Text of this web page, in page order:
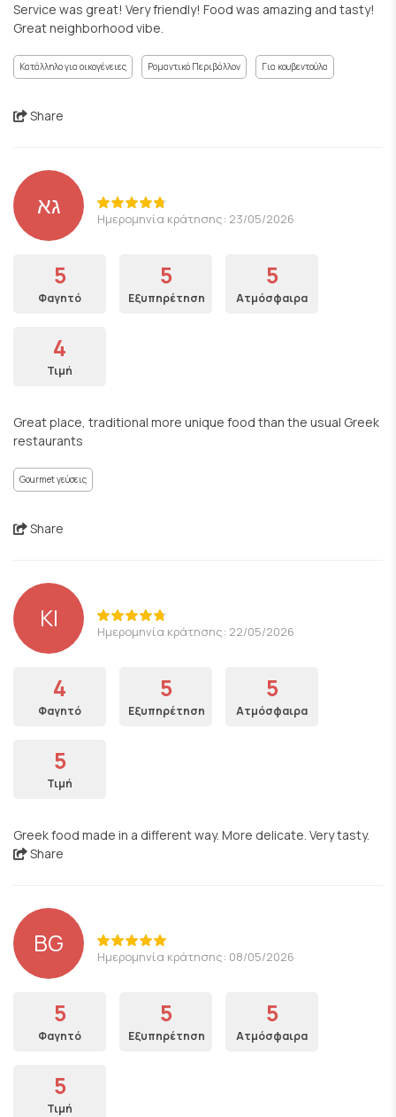
Service was great! Very friendly! Food was amazing and tasty!
Great neighborhood vibe.
Κατάλληλο για οικογένειες Ρομαντικό Περιβάλλον Για κουβεντούλα
Share
גא Ημερομηνία κράτησης: 23/05/2026
5
Φαγητό
5
Εξυπηρέτηση
5
Ατμόσφαιρα
4
Τιμή
Great place, traditional more unique food than the usual Greek
restaurants
Gourmet γεύσεις
Share
KI Ημερομηνία κράτησης: 22/05/2026
4
Φαγητό
5
Εξυπηρέτηση
5
Ατμόσφαιρα
5
Τιμή
Greek food made in a different way. More delicate. Very tasty.
Share
BG Ημερομηνία κράτησης: 08/05/2026
5
Φαγητό
5
Εξυπηρέτηση
5
Ατμόσφαιρα
5
Τιμή